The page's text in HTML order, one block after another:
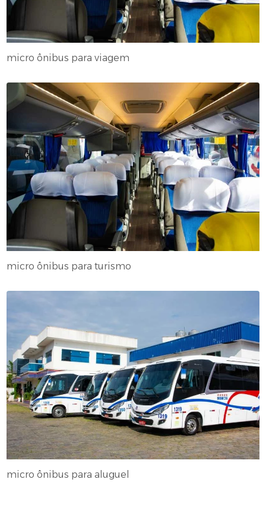
micro ônibus para viagem
micro ônibus para turismo
micro ônibus para aluguel